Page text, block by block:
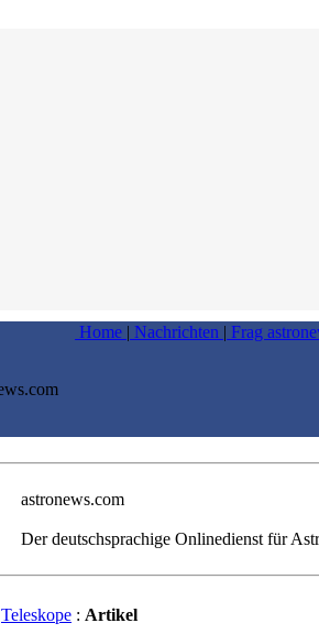
Home | Nachrichten | Frag
astronews.com
Der deutschsprachige Onlinedienst für
Teleskope : Artikel